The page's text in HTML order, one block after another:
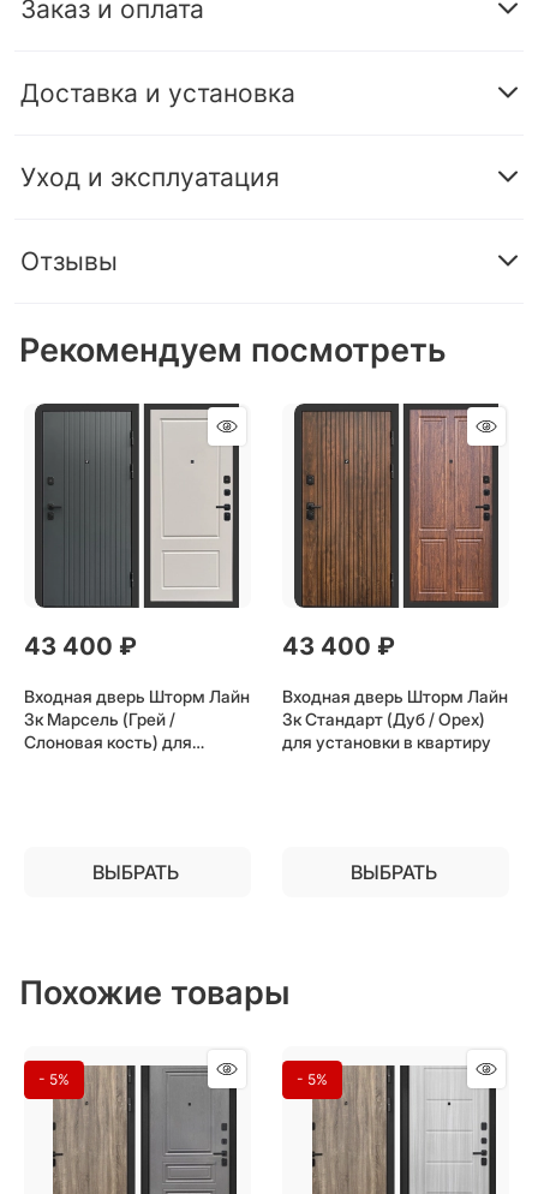
Заказ и оплата
Доставка и установка
Уход и эксплуатация
Отзывы
Рекомендуем посмотреть
43 400 ₽
Входная дверь Шторм Лайн
3к Марсель (Грей /
Слоновая кость) для
ВЫБРАТЬ
43 400 ₽
Входная дверь Шторм Лайн
3к Стандарт (Дуб / Орех)
для установки в квартиру
ВЫБРАТЬ
Похожие товары
- 5% - 5%